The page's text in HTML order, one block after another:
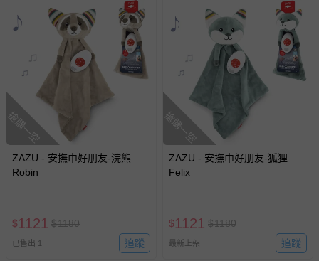
搶購一空
ZAZU - 安撫巾好朋友-浣熊
Robin
$1121 $1180
已售出 1 追蹤
搶購一空
ZAZU - 安撫巾好朋友-狐狸
Felix
$1121 $1180
最新上架 追蹤